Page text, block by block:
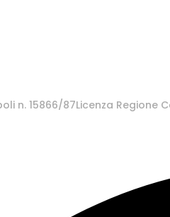
n. 15866/87Licenza